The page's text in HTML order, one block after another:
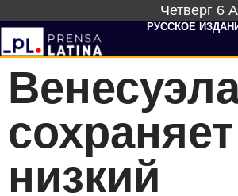
Четверг 6
РУССКОЕ
сохраняет
низкий